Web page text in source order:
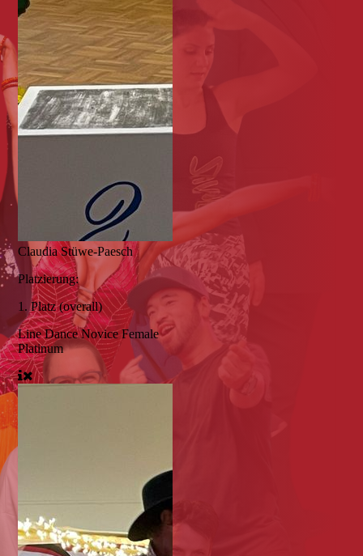
Claudia Stüwe-Paesch
Platzierung:
1. Platz (overall)
Line Dance Novice Female
Platinum